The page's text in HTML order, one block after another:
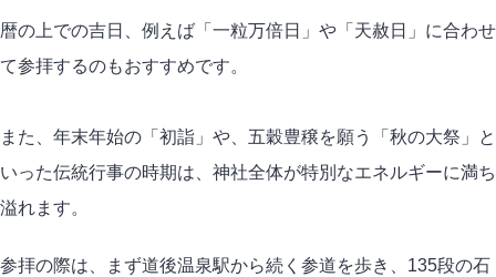
暦の上での吉日、例えば「一粒万倍日」や「天赦日」に合わせ
て参拝するのもおすすめです。
また、年末年始の「初詣」や、五穀豊穣を願う「秋の大祭」と
いった伝統行事の時期は、神社全体が特別なエネルギーに満ち
溢れます。
参拝の際は、まず道後温泉駅から続く参道を歩き、135段の石